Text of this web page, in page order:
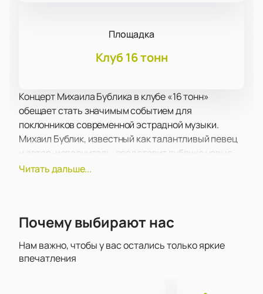
Площадка
Клуб 16 тонн
Концерт Михаила Бублика в клубе «16 тонн»
обещает стать значимым событием для
поклонников современной эстрадной музыки.
Михаил Бублик, известный как талантливый певец
и автор-исполнитель, представит публике новые
композиции, а также исполнит популярные хиты,
выступление незабываемым.
сопровождать его мультиинструментальный бэнд.
Музыканты коллектива известны своим
Читать дальше...
Почему выбирают нас
Нам важно, чтобы у вас остались только яркие
впечатления